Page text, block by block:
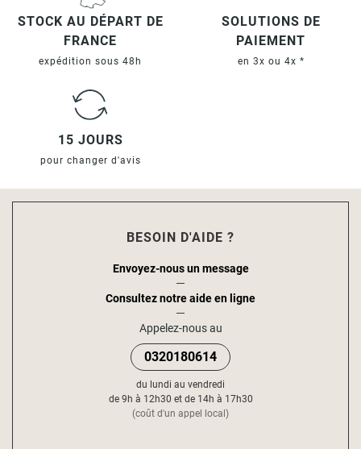
STOCK AU DÉPART DE
FRANCE
expédition sous 48h
SOLUTIONS DE
PAIEMENT
en 3x ou 4x *
15 JOURS
pour changer d'avis
BESOIN D'AIDE ?
Envoyez-nous un message
Consultez notre aide en ligne
Appelez-nous au
0320180614
du lundi au vendredi
de 9h à 12h30 et de 14h à 17h30
(coût d'un appel local)